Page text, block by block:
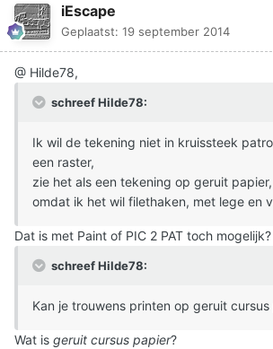
iEscape
Geplaatst: 19 september 2014
@ Hilde78,
schreef Hilde78:
Ik wil de tekening niet in kruissteek
een raster,
zie het als een tekening op geruit papier,
omdat ik het wil filethaken, met lege en
Dat is met Paint of PIC 2 PAT toch mogelijk?
schreef Hilde78:
Kan je trouwens printen op geruit cursus
Wat is geruit cursus papier?